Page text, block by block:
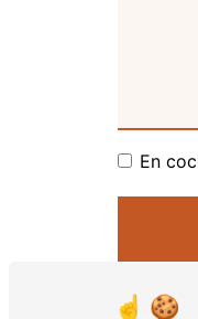
En
** Les